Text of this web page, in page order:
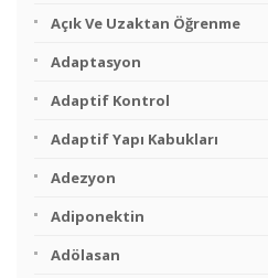
Açık Ve Uzaktan Öğrenme
Adaptasyon
Adaptif Kontrol
Adaptif Yapı Kabukları
Adezyon
Adiponektin
Adölasan